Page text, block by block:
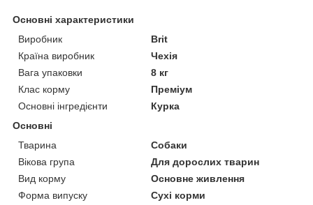
Основні характеристики
Виробник
Brit
Країна виробник
Чехія
Вага упаковки
8 кг
Клас корму
Преміум
Основні інгредієнти
Курка
Основні
Тварина
Собаки
Вікова група
Для дорослих тварин
Вид корму
Основне живлення
Форма випуску
Сухі корми